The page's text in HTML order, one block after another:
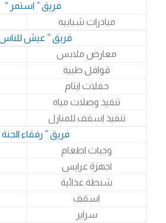
فريق ” استمر “
مبادرات شبابيه
فريق ” عيش
معارض ملابس
قوافل طبية
حفلات ايتام
تنفيذ وصلات مياه
تنفيذ اسقف للمنازل
فريق ” رفقاء الجنة
وجبات اطعام
اجهزة عرايس
شنطة غذائية
اسقف
سراير